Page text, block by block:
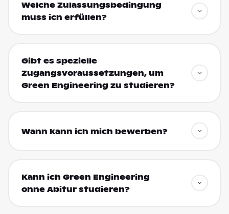
Welche Zulassungsbedingung
muss ich erfüllen?
Gibt es spezielle
Zugangsvoraussetzungen, um
Green Engineering zu studieren?
Wann kann ich mich bewerben?
Kann ich Green Engineering
ohne Abitur studieren?